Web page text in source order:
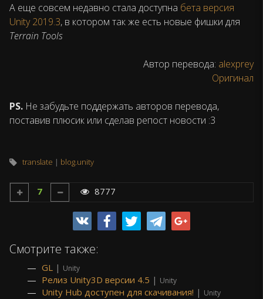
А еще совсем недавно стала доступна бета версия
Unity 2019.3, в котором так же есть новые фишки для
Terrain Tools
Автор перевода: alexprey
Оригинал
PS. Не забудьте поддержать авторов перевода,
поставив плюсик или сделав репост новости :3
translate blog.unity
7 8777
Смотрите также:
GL | Unity
Релиз Unity3D версии 4.5 | Unity
Unity Hub доступен для скачивания! | Unity